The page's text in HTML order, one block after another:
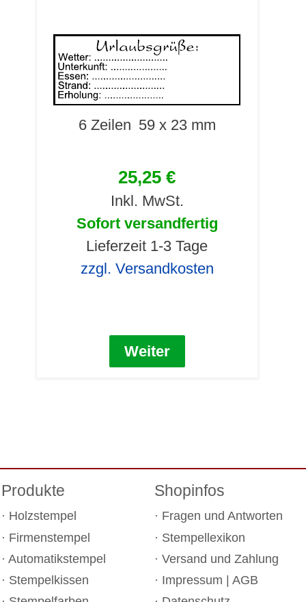
6 Zeilen 59 x 23 mm
25,25 €
Inkl. MwSt.
Sofort versandfertig
Lieferzeit 1-3 Tage
zzgl. Versandkosten
Weiter
Produkte
Holzstempel
Firmenstempel
Automatikstempel
Stempelkissen
Shopinfos
Fragen und Antworten
Stempellexikon
Versand und Zahlung
Impressum
AGB